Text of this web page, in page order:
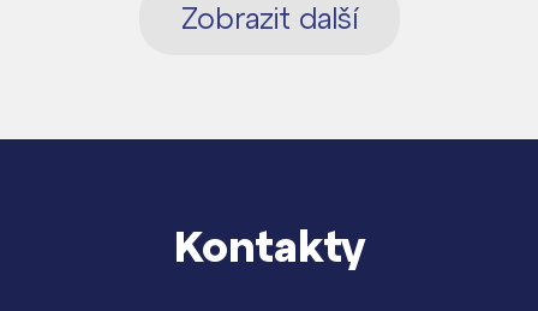
Zobrazit další
Kontakty